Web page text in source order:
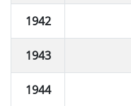
1942
1943
1944